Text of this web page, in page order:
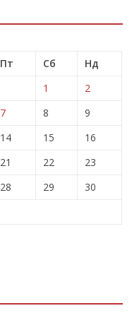
Пт Сб
Нд
1
2
7 8
9
14 15
16
21 22
23
28 29
30